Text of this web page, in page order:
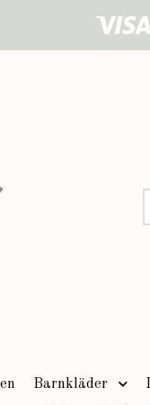
Barnkläder